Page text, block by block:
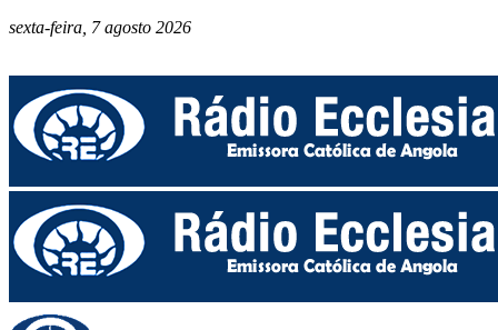
sexta-feira, 7 agosto 2026